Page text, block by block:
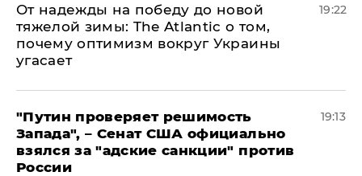
От надежды на победу до новой
тяжелой зимы: The Atlantic о том,
почему оптимизм вокруг Украины
угасает
19:22
"Путин проверяет решимость
Запада", – Сенат США официально
взялся за "адские санкции" против
России
19:13